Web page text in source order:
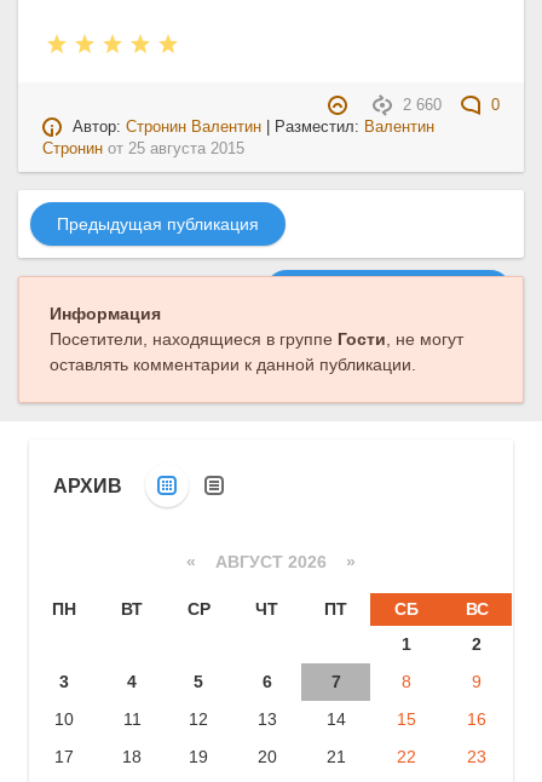
2 660
0
Автор:Стронин Валентин | Разместил: Валентин
Стронин от 25 августа 2015
Предыдущая публикация
Информация
Посетители, находящиеся в группе Гости, не могут
оставлять комментарии к данной публикации.
АРХИВ
« АВГУСТ 2026 »
ПН ВТ СР ЧТ ПТ СБ
ВС
1
2
3
4 5 6 7 8
9
10
11 12 13 14 15
16
17
18 19 20 21 22
23